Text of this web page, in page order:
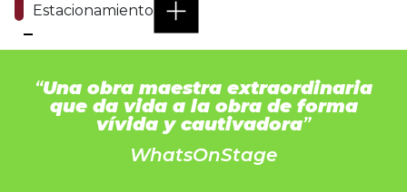
Estacionamiento
“Una obra maestra extraordinaria
que da vida a la obra de forma
vívida y cautivadora”
WhatsOnStage